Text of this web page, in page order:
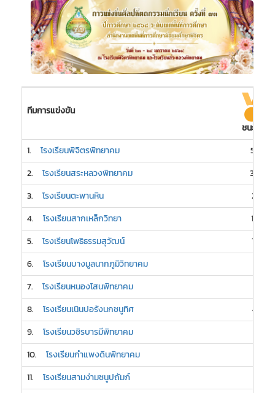
ทีมการแข่งขัน
ชนะเลิศ
1. โรงเรียนพิจิตรพิทยาคม
58
2. โรงเรียนสระหลวงพิทยาคม
30
3. โรงเรียนตะพานหิน
21
4. โรงเรียนสากเหล็กวิทยา
16
5. โรงเรียนโพธิธรรมสุวัฒน์
15
6. โรงเรียนบางมูลนากภูมิวิทยาคม
7. โรงเรียนหนองโสนพิทยาคม
8. โรงเรียนเนินปอรังนกชนูทิศ
4
9. โรงเรียนวชิรบารมีพิทยาคม
10. โรงเรียนกำแพงดินพิทยาคม
11. โรงเรียนสามง่ามชนูปถัมภ์